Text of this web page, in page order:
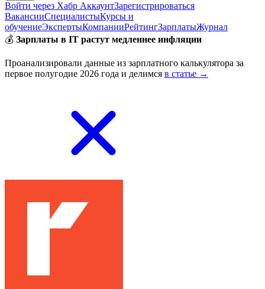
Войти через Хабр АккаунтЗарегистрироваться
ВакансииСпециалистыКурсы и
обучениеЭкспертыКомпанииРейтингЗарплатыЖурнал
💰 Зарплаты в IT растут медленнее инфляции
Проанализировали данные из зарплатного калькулятора за
первое полугодие 2026 года и делимся в статье →